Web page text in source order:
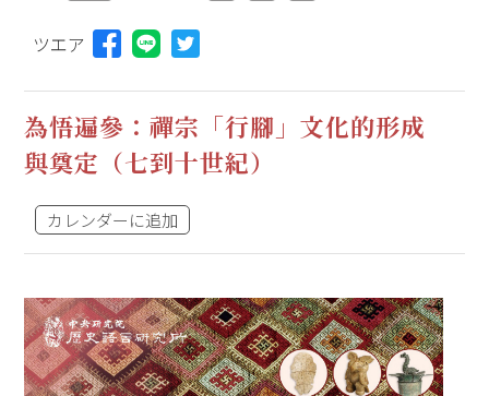
ツエア Lineに投稿する(新しいウィンドウを開く)
為悟遍參：禪宗「行腳」文化的形成
與奠定（七到十世紀）
カレンダーに追加